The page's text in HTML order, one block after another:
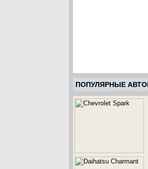
ПОПУЛЯРНЫЕ